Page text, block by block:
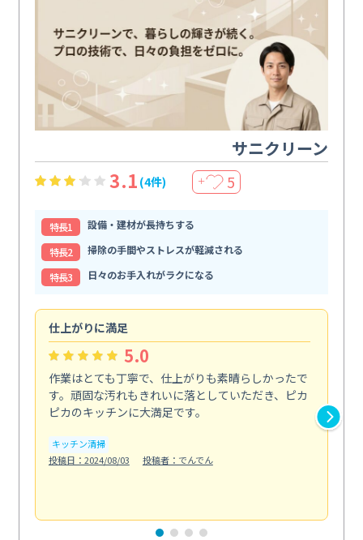
サニクリーン
3.1 (4件) ＋ 5
特⻑1
設備・建材が長持ちする
特⻑2
掃除の手間やストレスが軽減される
特⻑3
日々のお手入れがラクになる
仕上がりに満足
5.0
作業はとても丁寧で、仕上がりも素晴らしかったで
す。頑固な汚れもきれいに落としていただき、ピカ
ピカのキッチンに大満足です。
キッチン清掃
投稿日：2024/08/03
投稿者：でんでん